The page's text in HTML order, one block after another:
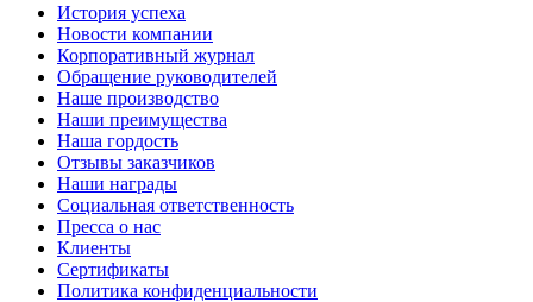
История успеха
Новости компании
Корпоративный журнал
Обращение руководителей
Наше производство
Наши преимущества
Наша гордость
Отзывы заказчиков
Наши награды
Социальная ответственность
Пресса о нас
Клиенты
Сертификаты
Политика конфиденциальности